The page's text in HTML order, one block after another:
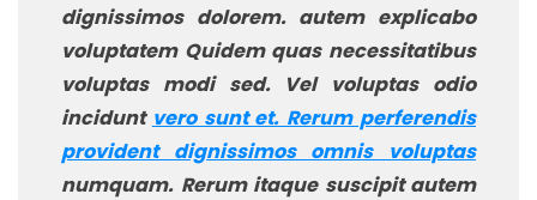
dignissimos dolorem. autem explicabo
voluptatem Quidem quas necessitatibus
voluptas modi sed. Vel voluptas odio
incidunt vero sunt et. Rerum perferendis
provident dignissimos omnis voluptas
numquam. Rerum itaque suscipit autem